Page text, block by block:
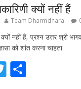
क्यों नहीं हैं
Team Dharmdhara
क्यों नहीं हैं, प्रश्न उत्तर श्री
को शांत करना चाहता
T S